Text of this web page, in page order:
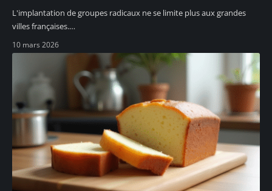
L'implantation de groupes radicaux ne se limite plus aux grandes
villes françaises.…
10 mars 2026